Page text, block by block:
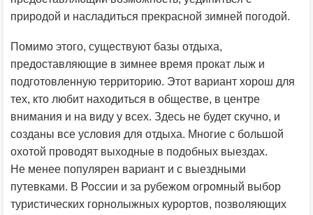
природой и насладиться прекрасной зимней погодой.
Помимо этого, существуют базы отдыха,
предоставляющие в зимнее время прокат лыж и
подготовленную территорию. Этот вариант хорош для
тех, кто любит находиться в обществе, в центре
внимания и на виду у всех. Здесь не будет скучно, и
созданы все условия для отдыха. Многие с большой
охотой проводят выходные в подобных выездах.
Не менее популярен вариант и с выездными
путевками. В России и за рубежом огромный выбор
туристических горнолыжных курортов, позволяющих